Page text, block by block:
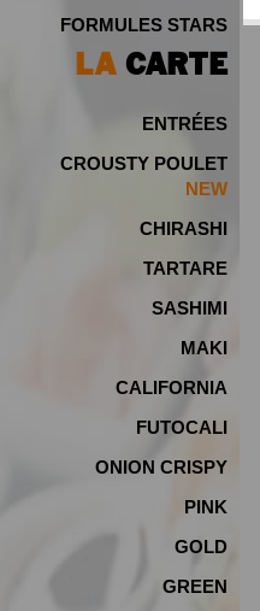
FORMULES STARS
LA CARTE
ENTRÉES
CROUSTY POULET
NEW
CHIRASHI
TARTARE
SASHIMI
MAKI
CALIFORNIA
FUTOCALI
ONION CRISPY
PINK
GOLD
GREEN